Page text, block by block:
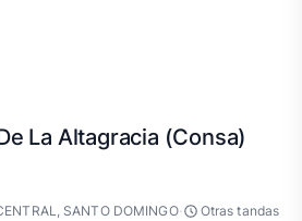
La Altagracia (Consa)
SANTO DOMINGO· Otras tandas